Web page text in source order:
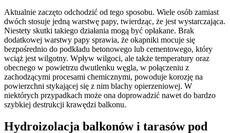
Aktualnie zaczęto odchodzić od tego sposobu. Wiele osób zamiast
dwóch stosuje jedną warstwę papy, twierdząc, że jest wystarczająca.
Niestety skutki takiego działania mogą być opłakane. Brak
dodatkowej warstwy papy sprawia, że okapniki mocuje się
bezpośrednio do podkładu betonowego lub cementowego, który
wciąż jest wilgotny. Wpływ wilgoci, ale także temperatury oraz
obecnego w powietrzu dwutlenku węgla, w połączeniu z
zachodzącymi procesami chemicznymi, powoduje korozję na
powierzchni stykającej się z nim blachy opierzeniowej. W
niektórych przypadkach może ona doprowadzić nawet do bardzo
szybkiej destrukcji krawędzi balkonu.
Hydroizolacja balkonów i tarasów pod